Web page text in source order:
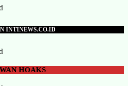
INTINEWS.CO.ID
HOAKS